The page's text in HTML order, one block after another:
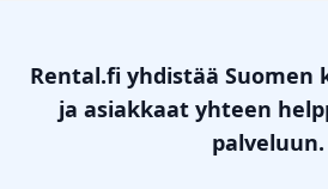
Rental.fi yhdistää Suomen
ja asiakkaat yhteen
palveluun.